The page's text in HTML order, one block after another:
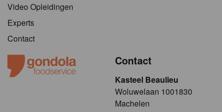
Video Opleidingen
Experts
Contact
Contact
Kasteel Beaulieu
​​​Woluwelaan 1001830
Machelen